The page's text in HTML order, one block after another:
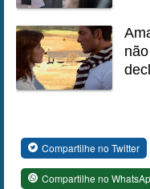
Compartilhe no Twitter
Compartilhe no